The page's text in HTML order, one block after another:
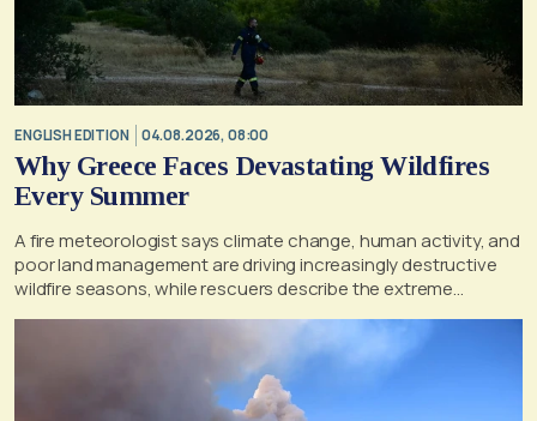
ENGLISH EDITION 04.08.2026, 08:00
Why Greece Faces Devastating Wildfires
Every Summer
A fire meteorologist says climate change, human activity, and
poor land management are driving increasingly destructive
wildfire seasons, while rescuers describe the extreme
conditions faced during the Porto Germeno blaze